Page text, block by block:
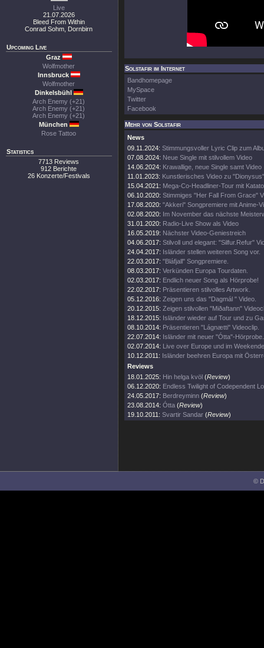
Live
21.07.2026
Bleed From Within
Conrad Sohm, Dornbirn
Upcoming Live
Graz
Wolfmother
Innsbruck
Wolfmother
Dinkelsbühl
Arch Enemy (+21)
Arch Enemy (+21)
Arch Enemy (+21)
München
Rose Tattoo
Statistics
7713 Reviews
912 Berichte
26 Konzerte/Festivals
Solstafir im Internet
Bandhomepage
MySpace
Twitter
Facebook
Mehr von Solstafir
News
09.11.2024: Stimmungsvoller Lyric Clip zum
07.08.2024: Neue Single mit stilvollem Video
14.06.2024: Krawallige, neue Single samt Video
11.01.2023: Kunstlerisches Video zu "Dionysus"
15.04.2021: Mega-Co-Headliner-Tour mit
06.10.2020: Stimmiges "Her Fall From Grace"
17.08.2020: "Akkeri" Songpremiere mit Anime-
02.08.2020: Im November das nächste
31.01.2020: Radio-Live Show als Video
16.05.2019: Nächster Video-Geniestreich
04.06.2017: Stilvoll und elegant: "Silfur.Refur"
24.04.2017: Isländer stellen weiteren Song vor.
22.03.2017: "Bláfjall" Songpremiere.
08.03.2017: Verkünden Europa Tourdaten.
02.03.2017: Endlich neuer Song als Hörprobe!
22.02.2017: Präsentieren stilvolles Artwork.
05.12.2016: Zeigen uns das "Dagmál " Video.
20.12.2015: Zeigen stilvollen "Miðaftann"
18.12.2015: Isländer wieder auf Tour und zu
08.10.2014: Präsentieren "Lágnætti" Videoclip.
22.07.2014: Isländer mit neuer "Ótta"-Hörprobe.
02.07.2014: Live over Europe und im
10.12.2011: Isländer beehren Europa mit
Reviews
18.01.2025: Hin helga kvöl (Review)
06.12.2020: Endless Twilight of Codependent
24.05.2017: Berdreyminn (Review)
23.08.2014: Ótta (Review)
19.10.2011: Svartir Sandar (Review)
©